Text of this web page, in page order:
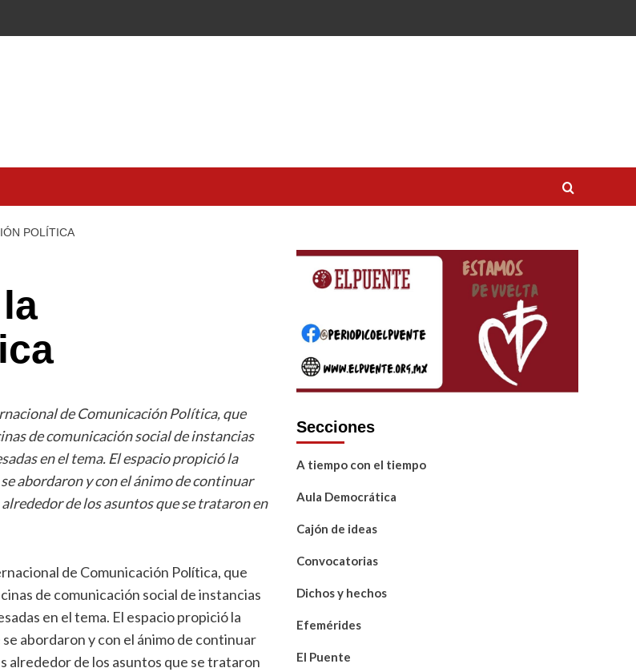
POLÍTICA
de Comunicación Política, que
de comunicación social de instancias
en el tema. El espacio propició la
abordaron y con el ánimo de continuar
de los asuntos que se trataron en
de Comunicación Política, que
de comunicación social de instancias
en el tema. El espacio propició la
abordaron y con el ánimo de continuar
de los asuntos que se trataron
Secciones
A tiempo con el tiempo
Aula Democrática
Cajón de ideas
Convocatorias
Dichos y hechos
Efemérides
El Puente